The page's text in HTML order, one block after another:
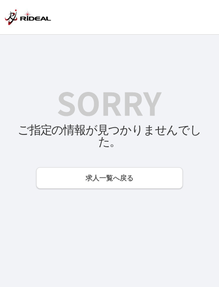
ご指定の情報が見つかりませんでし
た。
求人一覧へ戻る